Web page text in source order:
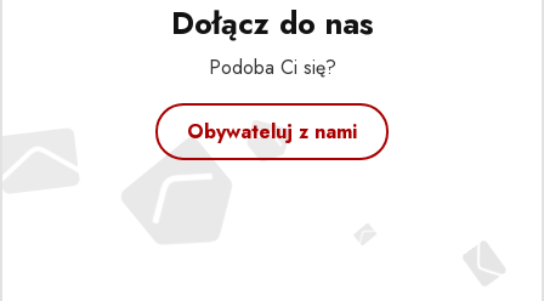
Dołącz do nas
Podoba Ci się?
Obywateluj z nami